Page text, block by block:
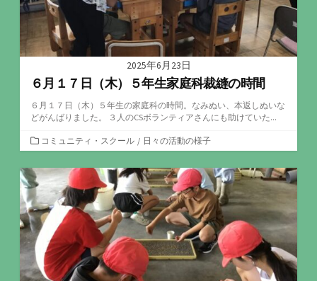
2025年6月23日
６月１７日（木）５年生家庭科裁縫の時間
６月１７日（木）５年生の家庭科の時間。なみぬい、本返しぬいな
どがんばりました。 ３人のCSボランティアさんにも助けていた...
カ
テ
ゴ
リ
ー
コミュニティ・スクール / 日々の活動の様子